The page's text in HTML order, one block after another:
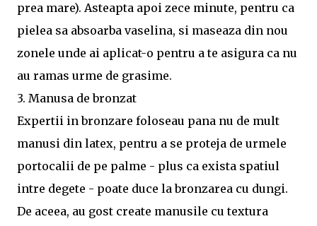
prea mare). Asteapta apoi zece minute, pentru ca
pielea sa absoarba vaselina, si maseaza din nou
zonele unde ai aplicat-o pentru a te asigura ca nu
au ramas urme de grasime.
3. Manusa de bronzat
Expertii in bronzare foloseau pana nu de mult
manusi din latex, pentru a se proteja de urmele
portocalii de pe palme - plus ca exista spatiul
intre degete - poate duce la bronzarea cu dungi.
De aceea, au gost create manusile cu textura